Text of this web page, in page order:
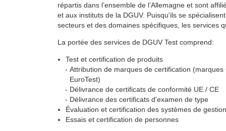
répartis dans l’ensemble de l’Allemagne et sont
et aux instituts de la DGUV. Puisqu'ils se
secteurs et des domaines spécifiques, les services
La portée des services de DGUV Test comprend:
Test et certification de produits
Attribution de marques de certification (marques
EuroTest)
Délivrance de certificats de conformité UE / CE
Délivrance des certificats d'examen de type
Évaluation et certification des systèmes de
Essais et certification de personnes